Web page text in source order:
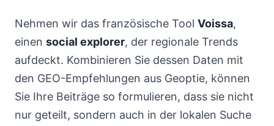
Nehmen wir das französische Tool Voissa,
einen social explorer, der regionale Trends
aufdeckt. Kombinieren Sie dessen Daten mit
den GEO-Empfehlungen aus Geoptie, können
Sie Ihre Beiträge so formulieren, dass sie nicht
nur geteilt, sondern auch in der lokalen Suche